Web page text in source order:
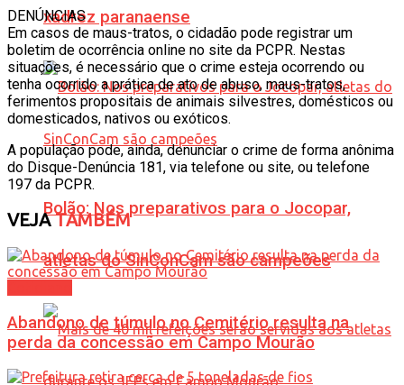
xadrez paranaense
Bolão: Nos preparativos para o Jocopar,
atletas do SinConCam são campeões
DENÚNCIAS
Em casos de maus-tratos, o cidadão pode registrar um
boletim de ocorrência online no site da PCPR. Nestas
situações, é necessário que o crime esteja ocorrendo ou
tenha ocorrido a prática de ato de abuso, maus-tratos,
ferimentos propositais de animais silvestres, domésticos ou
domesticados, nativos ou exóticos.
A população pode, ainda, denunciar o crime de forma anônima
do Disque-Denúncia 181, via telefone ou site, ou telefone
197 da PCPR.
VEJATAMBÉM
Abandono de túmulo no Cemitério resulta na
perda da concessão em Campo Mourão